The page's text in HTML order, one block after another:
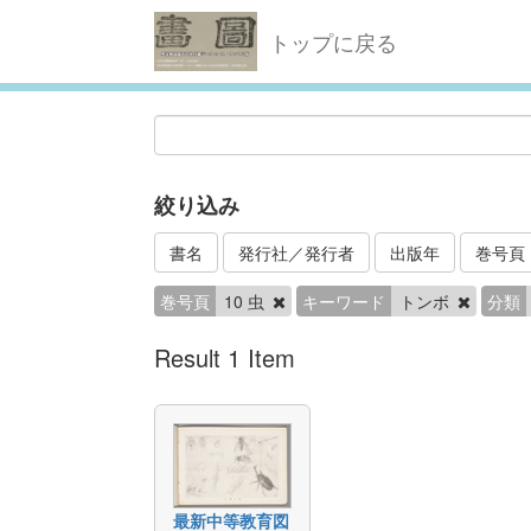
トップに戻る
絞り込み
書名 発行社／発行者 出版年 巻号頁
巻号頁 10 虫 キーワード トンボ 分類
Result 1 Item
最新中等教育図